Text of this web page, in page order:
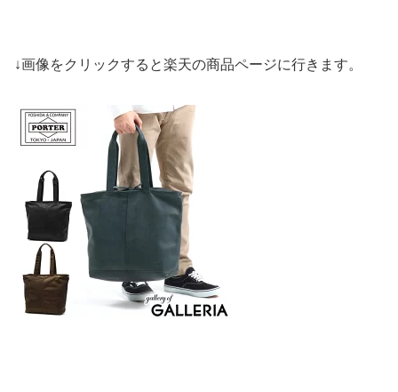
↓画像をクリックすると楽天の商品ページに行きます。